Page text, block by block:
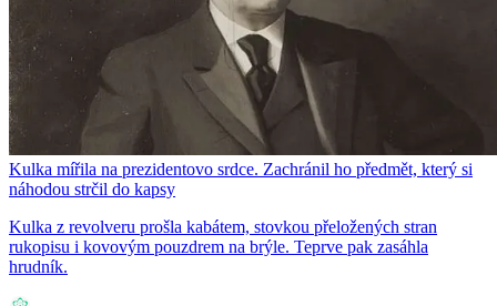
Kulka mířila na prezidentovo srdce. Zachránil ho předmět, který si
náhodou strčil do kapsy
Kulka z revolveru prošla kabátem, stovkou přeložených stran
rukopisu i kovovým pouzdrem na brýle. Teprve pak zasáhla
hrudník.